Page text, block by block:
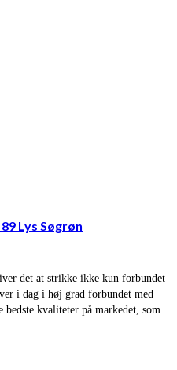
Lys Søgrøn
det at strikke ikke kun forbundet
i dag i høj grad forbundet med
bedste kvaliteter på markedet, som